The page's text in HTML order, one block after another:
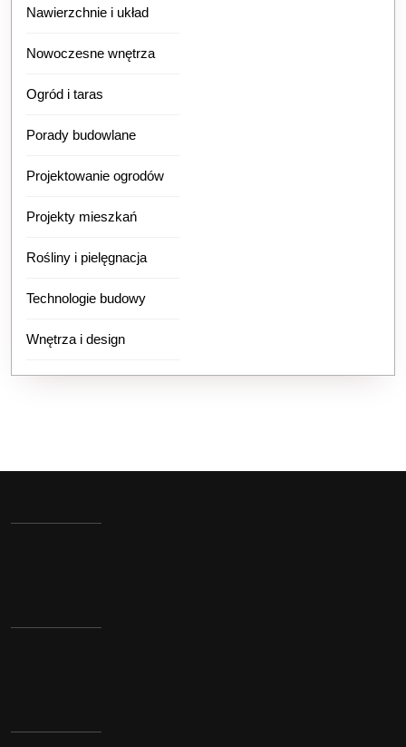
Nawierzchnie i układ
Nowoczesne wnętrza
Ogród i taras
Porady budowlane
Projektowanie ogrodów
Projekty mieszkań
Rośliny i pielęgnacja
Technologie budowy
Wnętrza i design